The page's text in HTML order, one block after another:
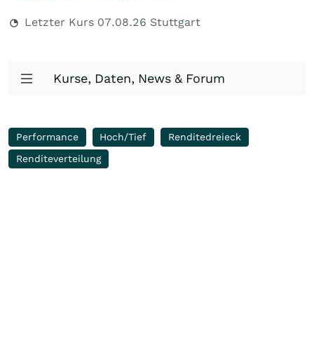
Letzter Kurs 07.08.26 Stuttgart
Kurse, Daten, News & Forum
Performance Hoch/Tief
Renditedreieck
Renditeverteilung